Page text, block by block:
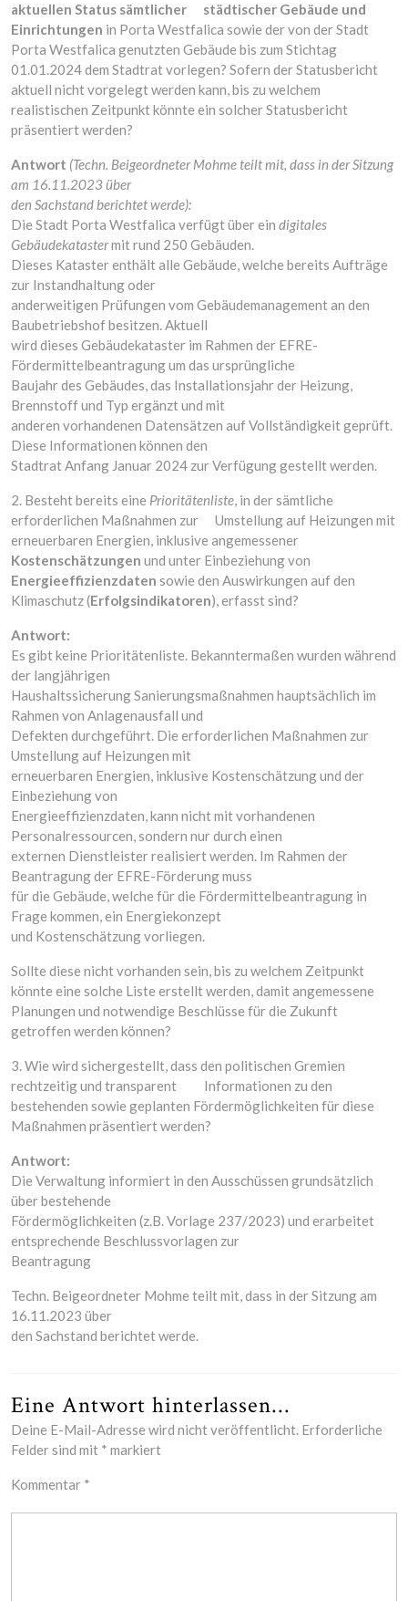
aktuellen Status sämtlicher städtischer Gebäude und
Einrichtungen in Porta Westfalica sowie der von der Stadt
Porta Westfalica genutzten Gebäude bis zum Stichtag
01.01.2024 dem Stadtrat vorlegen? Sofern der Statusbericht
aktuell nicht vorgelegt werden kann, bis zu welchem
realistischen Zeitpunkt könnte ein solcher Statusbericht
präsentiert werden?
Antwort (Techn. Beigeordneter Mohme teilt mit, dass in der Sitzung
am 16.11.2023 über
den Sachstand berichtet werde):
Die Stadt Porta Westfalica verfügt über ein digitales
Gebäudekatastermit rund 250 Gebäuden.
Dieses Kataster enthält alle Gebäude, welche bereits Aufträge
zur Instandhaltung oder
anderweitigen Prüfungen vom Gebäudemanagement an den
Baubetriebshof besitzen. Aktuell
wird dieses Gebäudekataster im Rahmen der EFRE-
Fördermittelbeantragung um das ursprüngliche
Baujahr des Gebäudes, das Installationsjahr der Heizung,
Brennstoff und Typ ergänzt und mit
anderen vorhandenen Datensätzen auf Vollständigkeit geprüft.
Diese Informationen können den
Stadtrat Anfang Januar 2024 zur Verfügung gestellt werden.
2. Besteht bereits eine Prioritätenliste, in der sämtliche
erforderlichen Maßnahmen zur Umstellung auf Heizungen mit
erneuerbaren Energien, inklusive angemessener
Kostenschätzungen und unter Einbeziehung von
Energieeffizienzdaten sowie den Auswirkungen auf den
Klimaschutz (Erfolgsindikatoren), erfasst sind?
Antwort:
Es gibt keine Prioritätenliste. Bekanntermaßen wurden während
der langjährigen
Haushaltssicherung Sanierungsmaßnahmen hauptsächlich im
Rahmen von Anlagenausfall und
Defekten durchgeführt. Die erforderlichen Maßnahmen zur
Umstellung auf Heizungen mit
erneuerbaren Energien, inklusive Kostenschätzung und der
Einbeziehung von
Energieeffizienzdaten, kann nicht mit vorhandenen
Personalressourcen, sondern nur durch einen
externen Dienstleister realisiert werden. Im Rahmen der
Beantragung der EFRE-Förderung muss
für die Gebäude, welche für die Fördermittelbeantragung in
Frage kommen, ein Energiekonzept
und Kostenschätzung vorliegen.
Sollte diese nicht vorhanden sein, bis zu welchem Zeitpunkt
könnte eine solche Liste erstellt werden, damit angemessene
Planungen und notwendige Beschlüsse für die Zukunft
getroffen werden können?
3. Wie wird sichergestellt, dass den politischen Gremien
rechtzeitig und transparent Informationen zu den
bestehenden sowie geplanten Fördermöglichkeiten für diese
Maßnahmen präsentiert werden?
Antwort:
Die Verwaltung informiert in den Ausschüssen grundsätzlich
über bestehende
Fördermöglichkeiten (z.B. Vorlage 237/2023) und erarbeitet
entsprechende Beschlussvorlagen zur
Beantragung
Techn. Beigeordneter Mohme teilt mit, dass in der Sitzung am
16.11.2023 über
den Sachstand berichtet werde.
Eine Antwort hinterlassen...
Deine E-Mail-Adresse wird nicht veröffentlicht. Erforderliche
Felder sind mit * markiert
Kommentar *